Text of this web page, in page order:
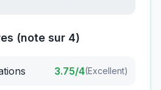
(note sur 4)
3.75/4(Excellent)